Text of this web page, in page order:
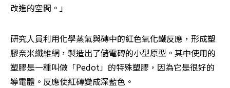
改進的空間。」
研究人員利用化學蒸氣與磚中的紅色氧化鐵反應，形成塑
膠奈米纖維網，製造出了儲電磚的小型原型。其中使用的
塑膠是一種叫做「Pedot」的特殊塑膠，因為它是很好的
導電體。反應使紅磚變成深藍色。